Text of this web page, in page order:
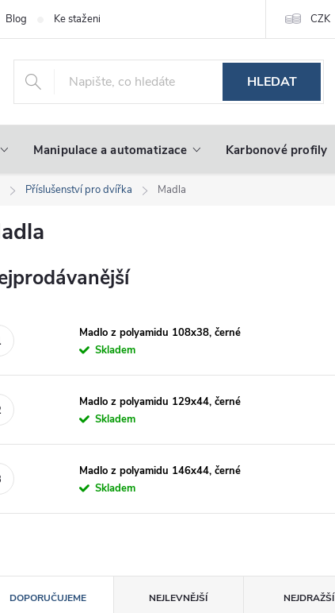
Blog Ke stažení CZK
HLEDAT
Manipulace a automatizace Karbonové profily
Příslušenství pro dvířka Madla
Madlo z polyamidu 108x38, černé
Skladem
Madlo z polyamidu 129x44, černé
Skladem
Madlo z polyamidu 146x44, černé
Skladem
DOPORUČUJEME NEJLEVNĚJŠÍ NEJDRAŽŠÍ